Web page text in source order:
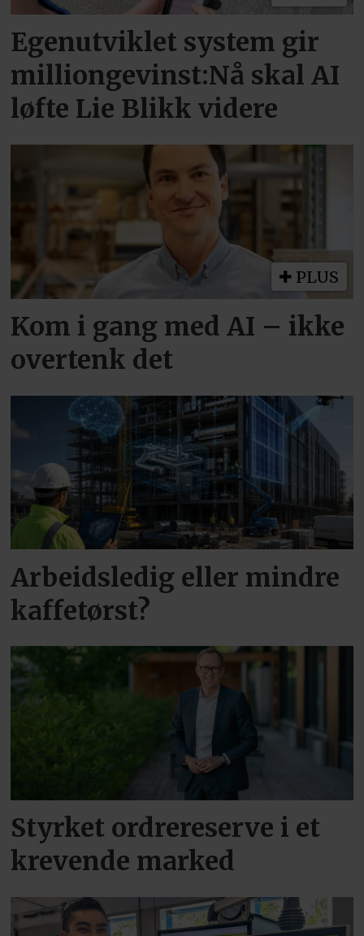
Egenutviklet system gir
milliongevinst:Nå skal AI
løfte Lie Blikk videre
PLUS
Kom i gang med AI – ikke
overtenk det
Arbeidsledig eller mindre
kaffetørst?
Styrket ordrereserve i et
krevende marked